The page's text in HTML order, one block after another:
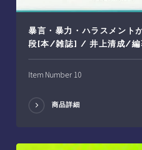
暴言・暴力・ハラスメント
段[本/雑誌] / 井上清成/編
Item Number 10
商品詳細